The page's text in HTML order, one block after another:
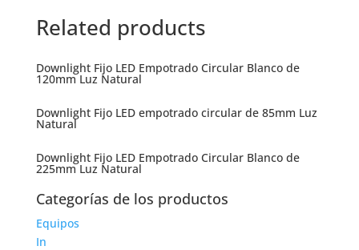
Related products
Downlight Fijo LED Empotrado Circular Blanco de
120mm Luz Natural
Downlight Fijo LED empotrado circular de 85mm Luz
Natural
Downlight Fijo LED Empotrado Circular Blanco de
225mm Luz Natural
Categorías de los productos
Equipos
In